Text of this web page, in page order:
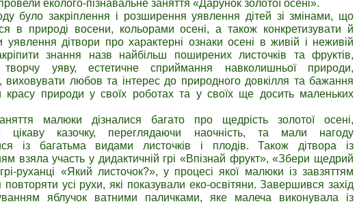
еколого-пізнавальне заняття «Дарунок золотої осені».
було закріплення і розширення уявлення дітей зі змінами, що
в природі восени, кольорами осені, а також конкретизувати й
уявлення дітвори про характерні ознаки осені в живій і неживій
знання назв найбільш поширених листочків та фруктів,
творчу уяву, естетичне сприймання навколишньої природи,
виховувати любов та інтерес до природного довкілля та бажання
красу природи у своїх роботах та у своїх ще досить маленьких
малюки дізналися багато про щедрість золотої осені,
цікаву казочку, переглядаючи наочність, та мали нагоду
із багатьма видами листочків і плодів. Також дітвора із
взяла участь у дидактичній грі «Впізнай фрукт», «Збери щедрий
руханці «Який листочок?», у процесі якої малюки із завзяттям
усі рухи, які показували еко-освітяни. Завершився захід
яблучок ватними паличками, яке малеча виконувала із